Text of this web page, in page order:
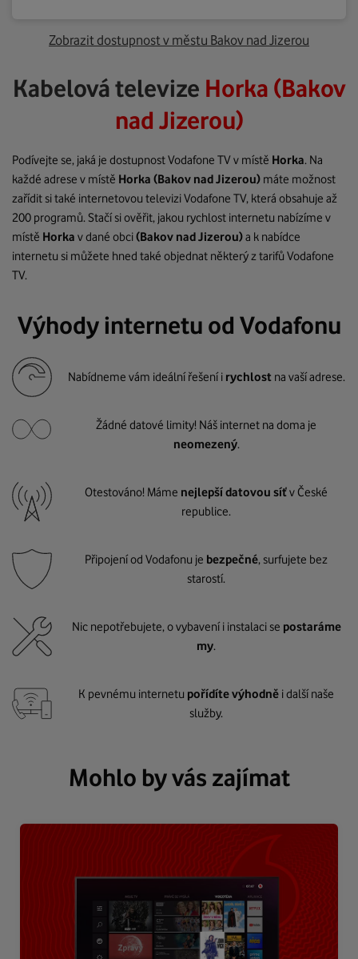
Zobrazit dostupnost v městu Bakov nad Jizerou
Kabelová televize Horka (Bakov
nad Jizerou)
Podívejte se, jaká je dostupnost Vodafone TV v místě Horka. Na
každé adrese v místě Horka (Bakov nad Jizerou) máte možnost
zařídit si také internetovou televizi Vodafone TV, která obsahuje až
200 programů. Stačí si ověřit, jakou rychlost internetu nabízíme v
místě Horka v dané obci(Bakov nad Jizerou)a k nabídce
internetu si můžete hned také objednat některý z tarifů Vodafone
TV.
Výhody internetu od Vodafonu
Nabídneme vám ideální řešení i rychlost na vaší adrese.
Žádné datové limity! Náš internet na doma je
neomezený.
Otestováno! Máme nejlepší datovou síťv České
republice.
Připojení od Vodafonu je bezpečné, surfujete bez
starostí.
Nic nepotřebujete, o vybavení i instalaci se postaráme
my.
K pevnému internetu pořídíte výhodně i další naše
služby.
Mohlo by vás zajímat